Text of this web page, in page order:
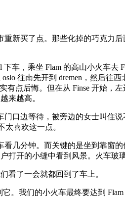
新买了点。那些化掉的巧克力
车，乘坐 Flam 的高山小火车去
往南先开到 dremen，然后往西
点后悔。但在从 Finse 开始，
来越高。
口边等待，被旁边的女士叫住
喜欢这一点。
几分钟。而关键的是坐到靠窗的
打开的小缝中看到风景。火车玻
看了一会就都回到了车上。
。我们的小火车最终要达到